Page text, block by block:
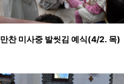
만찬 미사중 발씻김 예식(4/2. 목)